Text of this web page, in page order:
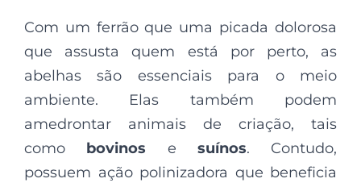
Com um ferrão que uma picada dolorosa
que assusta quem está por perto, as
abelhas são essenciais para o meio
ambiente. Elas também podem
amedrontar animais de criação, tais
como bovinos e suínos. Contudo,
possuem ação polinizadora que beneficia